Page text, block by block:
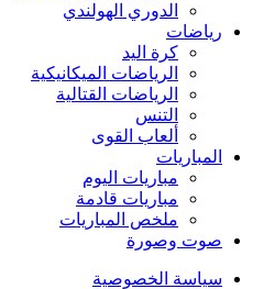
الدوري الهولندي
رياضات
كرة اليد
الرياضات الميكانيكية
الرياضات القتالية
التنس
ألعاب القوى
المباريات
مباريات اليوم
مباريات قادمة
ملخص المباريات
صوت وصورة
سياسة الخصوصية